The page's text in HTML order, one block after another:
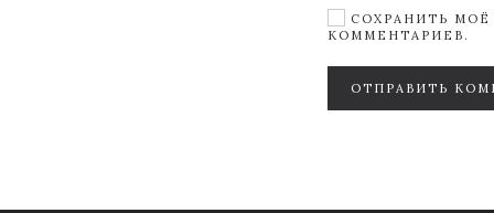
СОХРАНИТЬ МОЁ
КОММЕНТАРИЕВ.
ОТПРАВИТЬ